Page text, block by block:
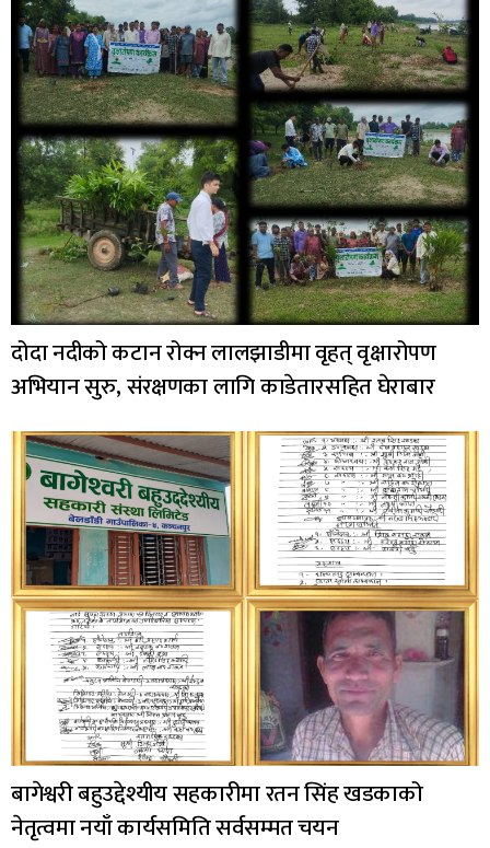
दोदा नदीको कटान रोक्न लालझाडीमा वृहत् वृक्षारोपण
अभियान सुरु, संरक्षणका लागि काडेतारसहित घेराबार
बागेश्वरी बहुउद्देश्यीय सहकारीमा रतन सिंह खडकाको
नेतृत्वमा नयाँ कार्यसमिति सर्वसम्मत चयन